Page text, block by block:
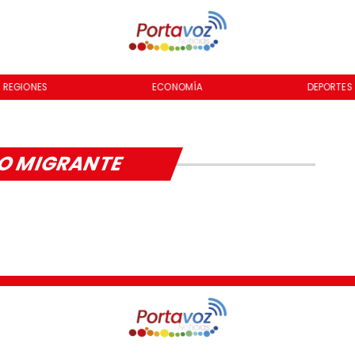
REGIONES ECONOMÍA DEPORTES
MIGRANTE